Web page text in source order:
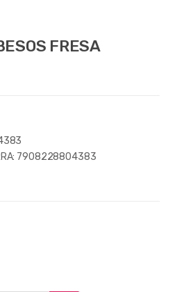
FRESA
7908228804383